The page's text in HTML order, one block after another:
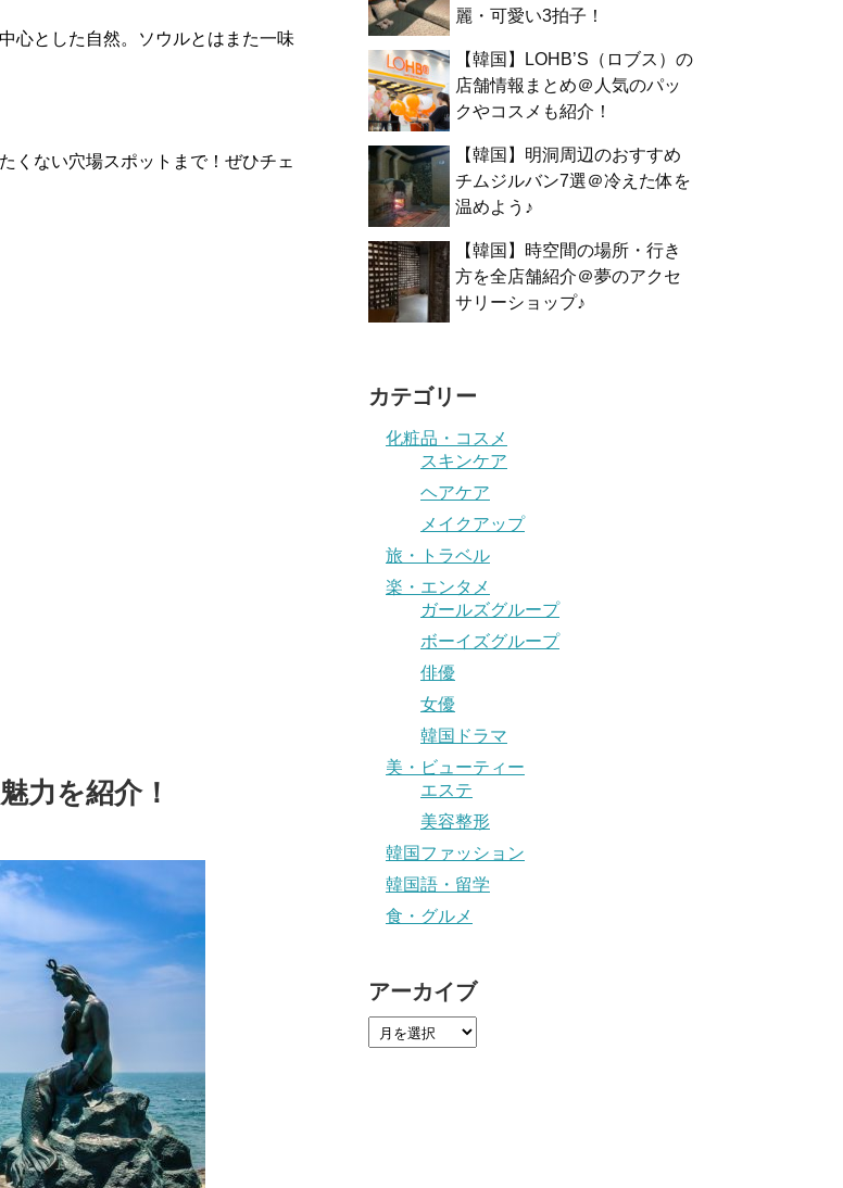
心とした自然。ソウルとはまた一味
くない穴場スポットまで！ぜひチェ
力を紹介！
麗・可愛い3拍子！
【韓国】LOHB’S（ロブス）の
店舗情報まとめ＠人気のパッ
クやコスメも紹介！
【韓国】明洞周辺のおすすめ
チムジルバン7選＠冷えた体を
温めよう♪
【韓国】時空間の場所・行き
方を全店舗紹介＠夢のアクセ
サリーショップ♪
カテゴリー
化粧品・コスメ
スキンケア
ヘアケア
メイクアップ
旅・トラベル
楽・エンタメ
ガールズグループ
ボーイズグループ
俳優
女優
韓国ドラマ
美・ビューティー
エステ
美容整形
韓国ファッション
韓国語・留学
食・グルメ
アーカイブ